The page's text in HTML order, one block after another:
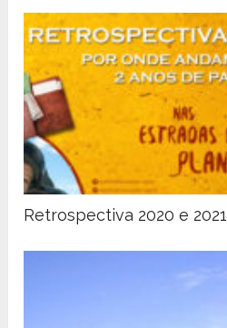
Retrospectiva 2020 e 2021